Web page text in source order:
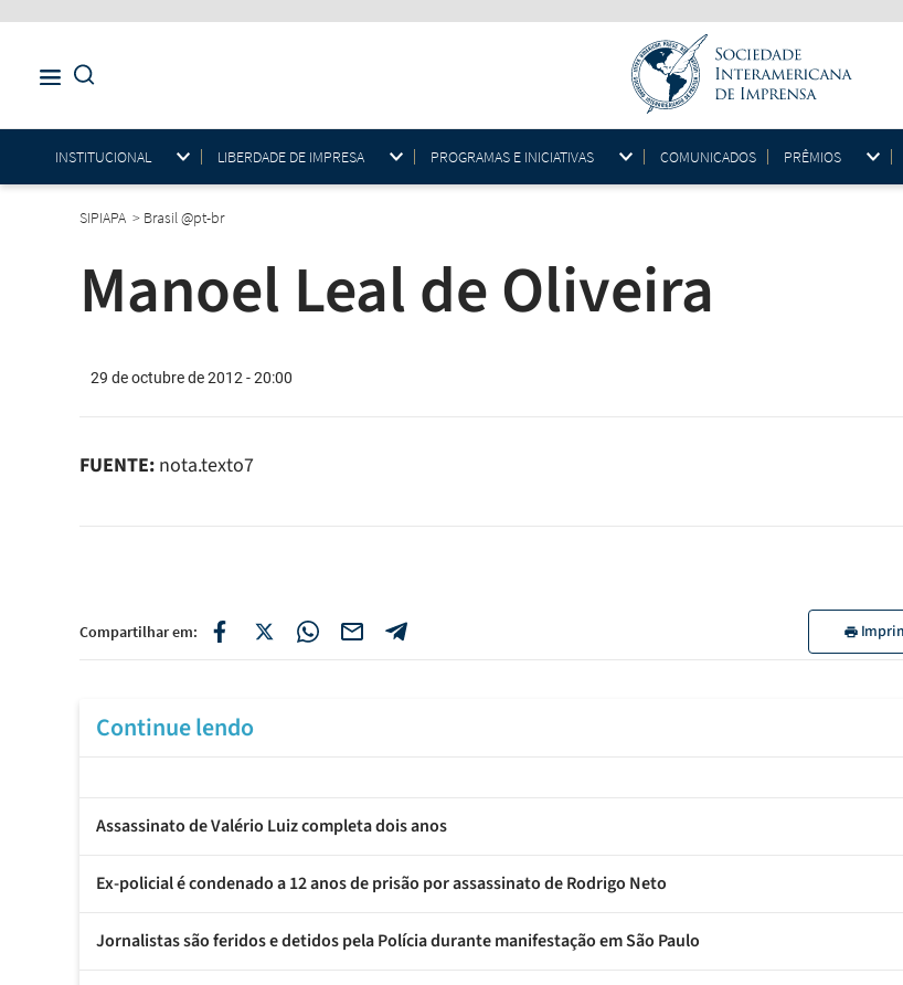
INSTITUCIONAL LIBERDADE DE IMPRESA PROGRAMAS E INICIATIVAS COMUNICADOS PRÊMIOS
SIPIAPA > Brasil @pt-br
Manoel Leal de Oliveira
29 de octubre de 2012 - 20:00
FUENTE: nota.texto7
Compartilhar em:
Continue lendo
Assassinato de Valério Luiz completa dois anos
Ex-policial é condenado a 12 anos de prisão por assassinato de Rodrigo Neto
Jornalistas são feridos e detidos pela Polícia durante manifestação em São Paulo